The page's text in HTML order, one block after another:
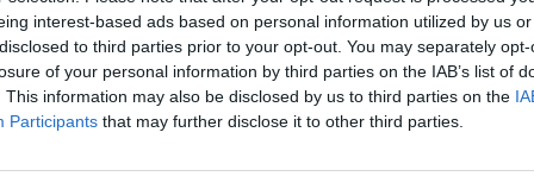
interest-based ads based on personal information utilized by us
to third parties prior to your opt-out. You may separately
of your personal information by third parties on the IAB’s list of
This information may also be disclosed by us to third parties on the
Participants that may further disclose it to other third parties.
más representativos de la geografía
naturales de nuestro recorrido se complementan
Una historia que queda reflejada en sus
históricos como el de las Cabezas de
y artísticos de gran relevancia como la ciudad